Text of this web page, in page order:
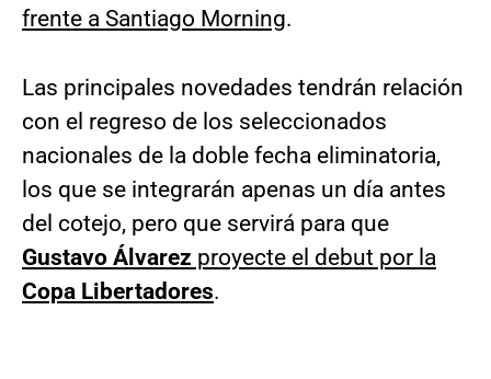
frente a Santiago Morning.
Las principales novedades tendrán relación
con el regreso de los seleccionados
nacionales de la doble fecha eliminatoria,
los que se integrarán apenas un día antes
del cotejo, pero que servirá para que
Gustavo Álvarez proyecte el debut por la
Copa Libertadores.